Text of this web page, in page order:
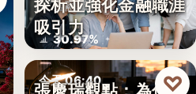
金融職涯
30.97%
探析並強化金融職涯
吸引力
今天 06:40 ♡